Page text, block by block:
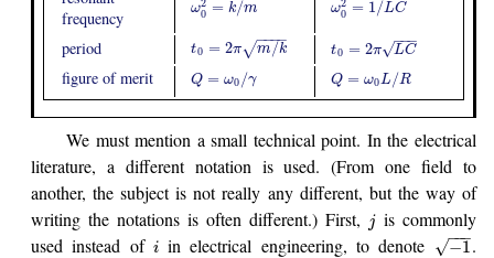
frequency
ω2
0 = k/m ω2
0 = 1/LC
period t0 = 2π m /k
− −
−−
√ t0 = 2π LC
−−
−
√
figure of merit Q = ω0 /γ Q = ω0L/R
We must mention a small technical point. In the electrical
literature, a different notation is used. (From one field to
another, the subject is not really any different, but the way of
writing the notations is often different.) First,
j is commonly
used instead of iin electrical engineering, to denote −1
−−
−
√
.